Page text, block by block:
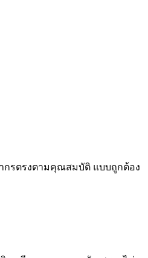
กรตรงตามคุณสมบัติ แบบถูกต้อง